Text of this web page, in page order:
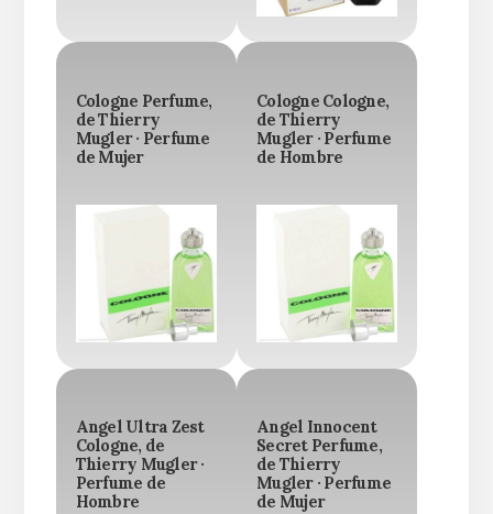
Cologne Perfume,
de Thierry
Mugler · Perfume
de Mujer
Cologne Cologne,
de Thierry
Mugler · Perfume
de Hombre
Angel Ultra Zest
Cologne, de
Thierry Mugler ·
Perfume de
Hombre
Angel Innocent
Secret Perfume,
de Thierry
Mugler · Perfume
de Mujer